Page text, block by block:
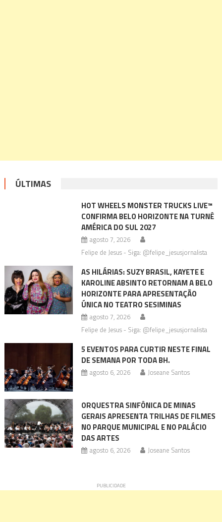
ÚLTIMAS
HOT WHEELS MONSTER TRUCKS LIVE™
CONFIRMA BELO HORIZONTE NA TURNÊ
AMÉRICA DO SUL 2027
agosto 7, 2026
Felipe de Jesus - Siga: @felipe_jesusjornalista
AS HILÁRIAS: SUZY BRASIL, KAYETE E
KAROLINE ABSINTO RETORNAM A BELO
HORIZONTE PARA APRESENTAÇÃO
ÚNICA NO TEATRO SESIMINAS
agosto 7, 2026
Felipe de Jesus - Siga: @felipe_jesusjornalista
5 EVENTOS PARA CURTIR NESTE FINAL
DE SEMANA POR TODA BH.
agosto 6, 2026 Joseane Santos
ORQUESTRA SINFÔNICA DE MINAS
GERAIS APRESENTA TRILHAS DE FILMES
NO PARQUE MUNICIPAL E NO PALÁCIO
DAS ARTES
agosto 6, 2026 Joseane Santos